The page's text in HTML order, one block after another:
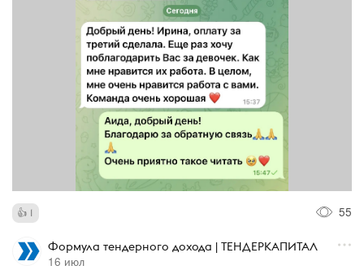
1 55
Формула тендерного дохода | ТЕНДЕРКАПИТАЛ
16 июл